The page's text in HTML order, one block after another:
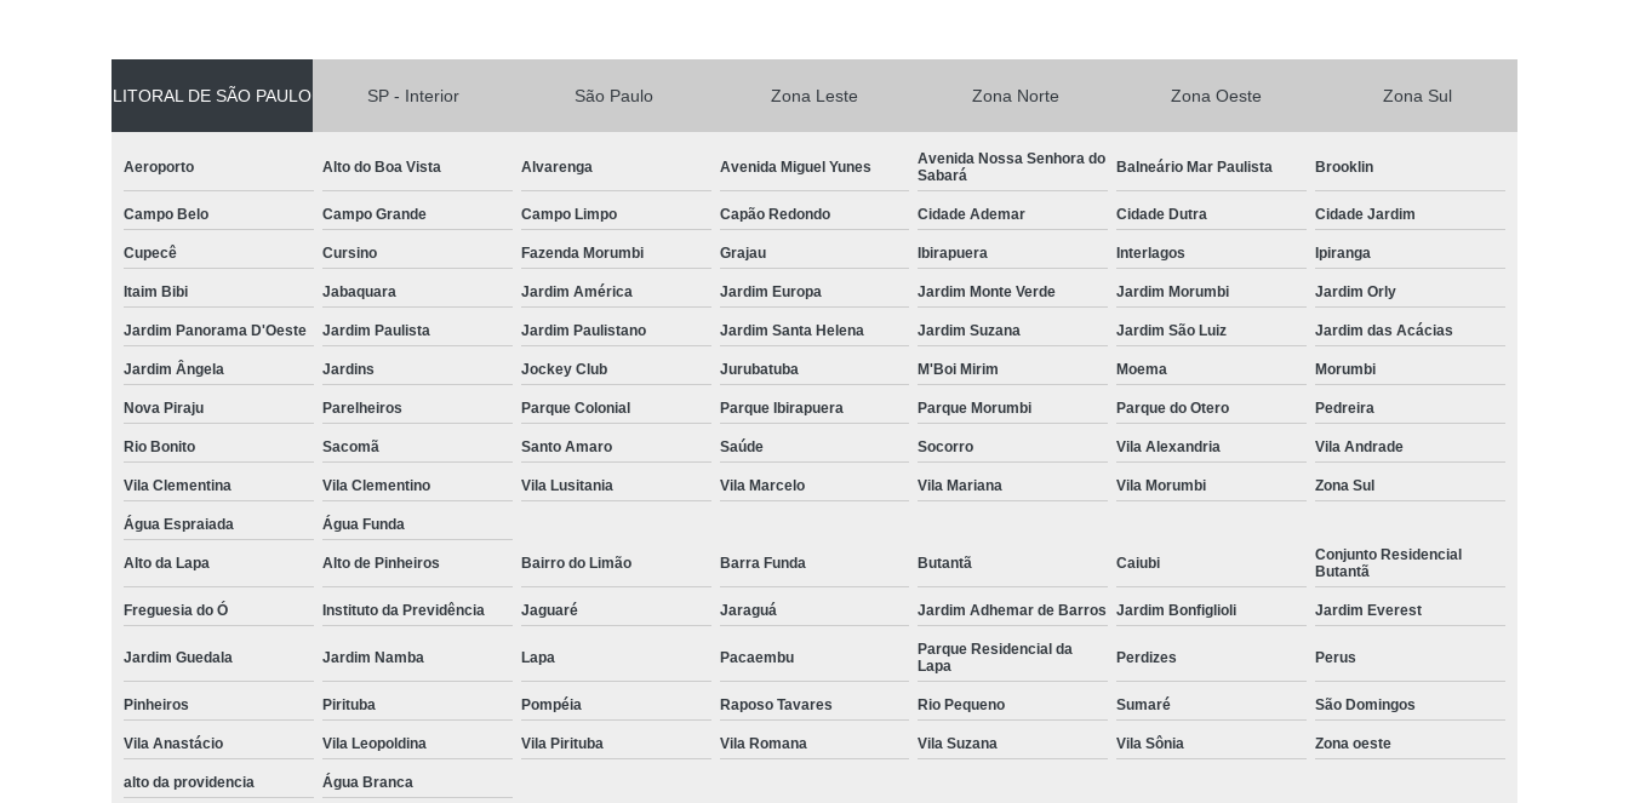
Central de Comando Eletrônico para Deficiente
Central de Multimídia
Central Multimídia
Central Multimídia Adaptada
Central Multimídia Android
Central Multimídia com Gps
Central Multimídia com Tv
Central Multimídia de Pcd
Central Multimídia para Pcd
Central Multimídia Pcd
Central Multimídia Pioneer
Central Multimídia Retrátil
Central Multimídia Universal
Central de Comando Eletrônica Volante Pcd
Comando com Pomo Eletrônico para o Volante Pcd
Comando de Painel ao Volante Pcd
Comando Elétrico Volante para Deficiente Físico
Comando Elétrico Volante para Pcd
Comando Elétrico Volante Pcd
Comando Pcd Volante
Comando Volante para Pcd
Comando Volante Pcd
Comprar Kit Acelerador e Freio Eletrônico Adaptação
Comprar Kit Acelerador e Freio Eletrônico Adaptação de Deficientes
Comprar Kit Acelerador e Freio Eletrônico Adaptação de Deficientes Físicos
LITORAL DE SÃO PAULO SP - Interior São Paulo Zona Leste Zona Norte Zona Oeste Zona Sul
Aeroporto Alto do Boa Vista Alvarenga Avenida Miguel Yunes
Avenida Nossa Senhora do
Sabará
Balneário Mar Paulista Brooklin
Campo Belo Campo Grande Campo Limpo Capão Redondo Cidade Ademar Cidade Dutra Cidade Jardim
Cupecê Cursino Fazenda Morumbi Grajau Ibirapuera Interlagos Ipiranga
Itaim Bibi Jabaquara Jardim América Jardim Europa Jardim Monte Verde Jardim Morumbi Jardim Orly
Jardim Panorama D'Oeste Jardim Paulista Jardim Paulistano Jardim Santa Helena Jardim Suzana Jardim São Luiz Jardim das Acácias
Jardim Ângela Jardins Jockey Club Jurubatuba M'Boi Mirim Moema Morumbi
Nova Piraju Parelheiros Parque Colonial Parque Ibirapuera Parque Morumbi Parque do Otero Pedreira
Rio Bonito Sacomã Santo Amaro Saúde Socorro Vila Alexandria Vila Andrade
Vila Clementina Vila Clementino Vila Lusitania Vila Marcelo Vila Mariana Vila Morumbi Zona Sul
Água Espraiada Água Funda
Alto da Lapa Alto de Pinheiros Bairro do Limão Barra Funda Butantã Caiubi
Conjunto Residencial
Butantã
Freguesia do Ó Instituto da Previdência Jaguaré Jaraguá Jardim Adhemar de Barros Jardim Bonfiglioli Jardim Everest
Jardim Guedala Jardim Namba Lapa Pacaembu
Parque Residencial da
Lapa
Perdizes Perus
Pinheiros Pirituba Pompéia Raposo Tavares Rio Pequeno Sumaré São Domingos
Vila Anastácio Vila Leopoldina Vila Pirituba Vila Romana Vila Suzana Vila Sônia Zona oeste
alto da providencia
Água Branca